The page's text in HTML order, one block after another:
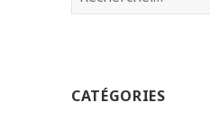
CATÉGORIES